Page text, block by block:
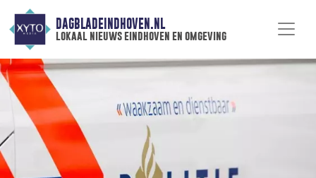
DAGBLADEINDHOVEN.NL
lokaal nieuws eindhoven en omgeving